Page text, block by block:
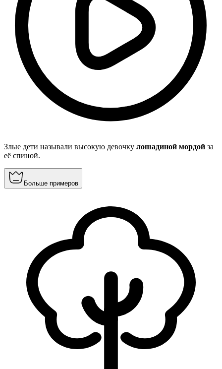
Злые дети называли высокую девочку лошадиной мордой за
её спиной.
Больше примеров